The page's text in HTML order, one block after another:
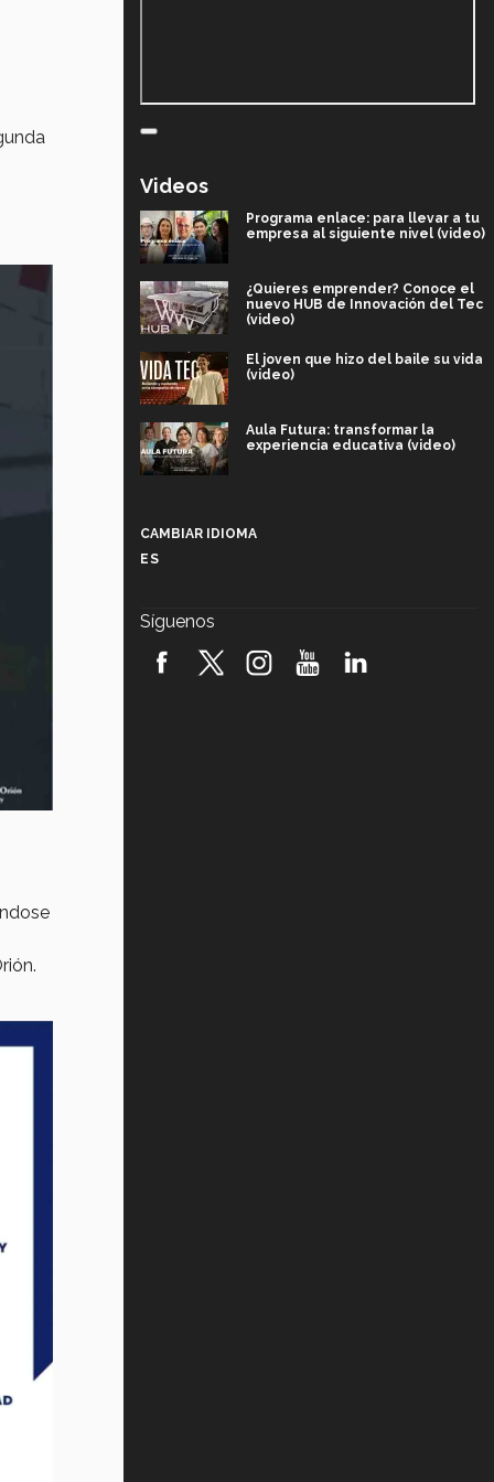
Videos
Programa enlace: para llevar a tu
empresa al siguiente nivel (video)
¿Quieres emprender? Conoce el
nuevo HUB de Innovación del Tec
(video)
El joven que hizo del baile su vida
(video)
Aula Futura: transformar la
experiencia educativa (video)
robótica FIRST 2026! (video)
CAMBIAR IDIOMA
ES
Síguenos